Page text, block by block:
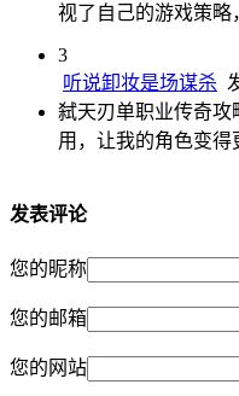
视了自己的游戏策略
3
听说卸妆是场谋杀
弑天刃单职业传奇攻
用，让我的角色变得
发表评论
您的昵称
您的邮箱
您的网站